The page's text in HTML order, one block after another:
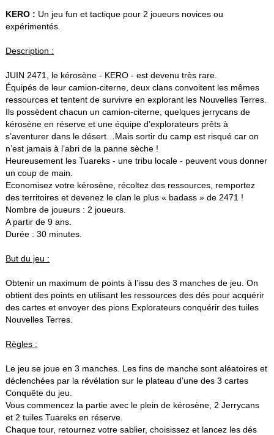
KERO : Un jeu fun et tactique pour 2 joueurs novices ou
expérimentés.
Description :
JUIN 2471, le kérosène - KERO - est devenu très rare.
Équipés de leur camion-citerne, deux clans convoitent les mêmes
ressources et tentent de survivre en explorant les Nouvelles Terres.
Ils possèdent chacun un camion-citerne, quelques jerrycans de
kérosène en réserve et une équipe d’explorateurs prêts à
s’aventurer dans le désert…Mais sortir du camp est risqué car on
n’est jamais à l’abri de la panne sèche !
Heureusement les Tuareks - une tribu locale - peuvent vous donner
un coup de main.
Economisez votre kérosène, récoltez des ressources, remportez
des territoires et devenez le clan le plus « badass » de 2471 !
Nombre de joueurs : 2 joueurs.
A partir de 9 ans.
Durée : 30 minutes.
But du jeu :
Obtenir un maximum de points à l’issu des 3 manches de jeu. On
obtient des points en utilisant les ressources des dés pour acquérir
des cartes et envoyer des pions Explorateurs conquérir des tuiles
Nouvelles Terres.
Règles :
Le jeu se joue en 3 manches. Les fins de manche sont aléatoires et
déclenchées par la révélation sur le plateau d’une des 3 cartes
Conquête du jeu.
Vous commencez la partie avec le plein de kérosène, 2 Jerrycans
et 2 tuiles Tuareks en réserve.
Chaque tour, retournez votre sablier, choisissez et lancez les dés